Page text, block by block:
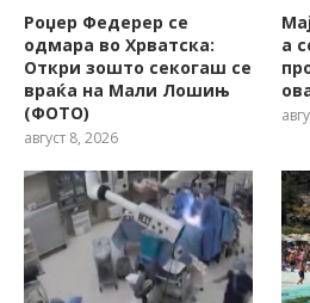
Роџер Федерер се
одмара во Хрватска:
Откри зошто секогаш се
враќа на Мали Лошињ
(ФОТО)
август 8, 2026
а